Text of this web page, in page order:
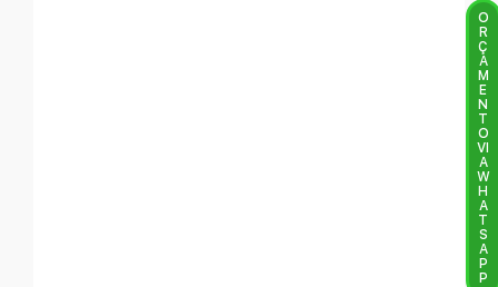
O
R
Ç
A
M
E
N
T
O
VI
A
W
H
A
T
S
A
P
P